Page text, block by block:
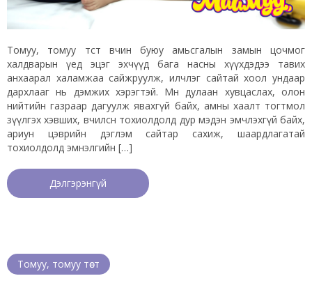
Томуу, томуу төст өвчин буюу амьсгалын замын цочмог
халдварын үед эцэг эхчүүд бага насны хүүхдэдээ тавих
анхаарал халамжаа сайжруулж, илчлэг сайтай хоол ундаар
дархлааг нь дэмжих хэрэгтэй. Мөн дулаан хувцаслах, олон
нийтийн газраар дагуулж явахгүй байх, амны хаалт тогтмол
зүүлгэх хэвших, өвчилсөн тохиолдолд дур мэдэн эмчлэхгүй байх,
ариун цэврийн дэглэм сайтар сахиж, шаардлагатай
тохиолдолд эмнэлгийн […]
Дэлгэрэнгүй
Томуу, томуу төст